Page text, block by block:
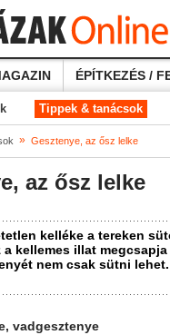
ÉPÍTKEZÉS /
Tippek & tanácsok
» Gesztenye, az ősz lelke
az ősz lelke
kelléke a tereken
a kellemes illat
nem csak sütni lehet.
vadgesztenye